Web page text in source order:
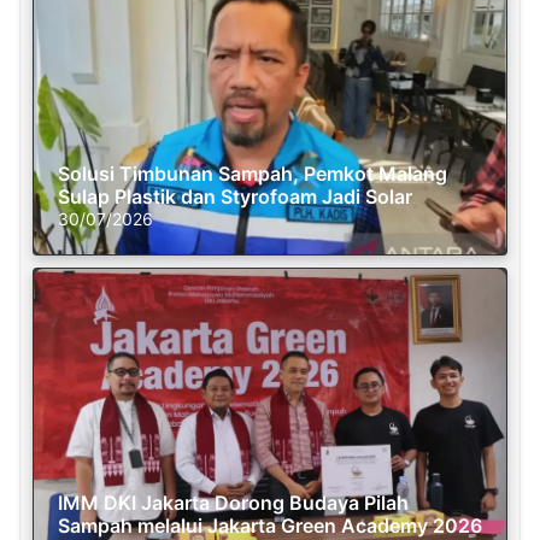
Solusi Timbunan Sampah, Pemkot Malang
Sulap Plastik dan Styrofoam Jadi Solar
30/07/2026
IMM DKI Jakarta Dorong Budaya Pilah
Sampah melalui Jakarta Green Academy 2026